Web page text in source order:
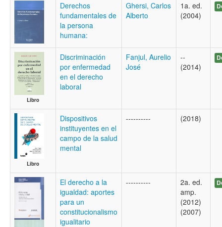
Derechos
fundamentales de
la persona
humana:
Ghersi, Carlos
Alberto
1a. ed.
(2004)
Libro
Discriminación
por enfermedad
en el derecho
laboral
Fanjul, Aurelio
José
--
(2014)
Libro
Dispositivos
instituyentes en el
campo de la salud
mental
---------- (2018)
El derecho a la
igualdad: aportes
para un
constitucionalismo
igualitario
----------
2a. ed.
amp.
(2012)
(2007)